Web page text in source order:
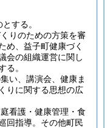
する。
りのための方策を審
め、益子町健康づく
会の組織運営に関し
る。
い、講演会、健康ま
りに関する思想の広
看護・健康管理・食
回指導。 その他町民